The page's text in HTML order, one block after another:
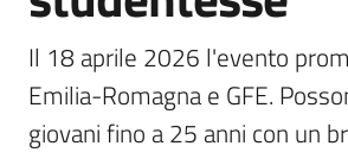
progetti
Seguici
su
Il 18 aprile 2026 l'evento
Emilia-Romagna e GFE.
giovani fino a 25 anni con un